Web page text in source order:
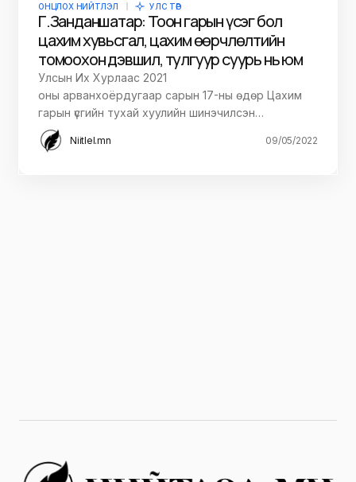
ОНЦЛОХ НИЙТЛЭЛ УЛС ТӨР
Г.Занданшатар: Тоон гарын үсэг бол
цахим хувьсгал, цахим өөрчлөлтийн
томоохон дэвшил, тулгуур суурь нь юм
Улсын Их Хурлаас 2021
оны арванхоёрдугаар сарын 17-ны өдөр Цахим
гарын үсгийн тухай хуулийн шинэчилсэн…
Niitlel.mn 09/05/2022